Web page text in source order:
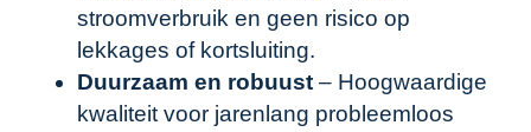
stroomverbruik en geen risico op
lekkages of kortsluiting.
Duurzaam en robuust – Hoogwaardige
kwaliteit voor jarenlang probleemloos